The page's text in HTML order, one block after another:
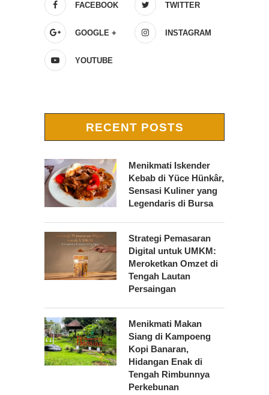
FACEBOOK TWITTER
GOOGLE + INSTAGRAM
YOUTUBE
RECENT POSTS
Menikmati Iskender
Kebab di Yüce Hünkâr,
Sensasi Kuliner yang
Legendaris di Bursa
Strategi Pemasaran
Digital untuk UMKM:
Meroketkan Omzet di
Tengah Lautan
Persaingan
Menikmati Makan
Siang di Kampoeng
Kopi Banaran,
Hidangan Enak di
Tengah Rimbunnya
Perkebunan